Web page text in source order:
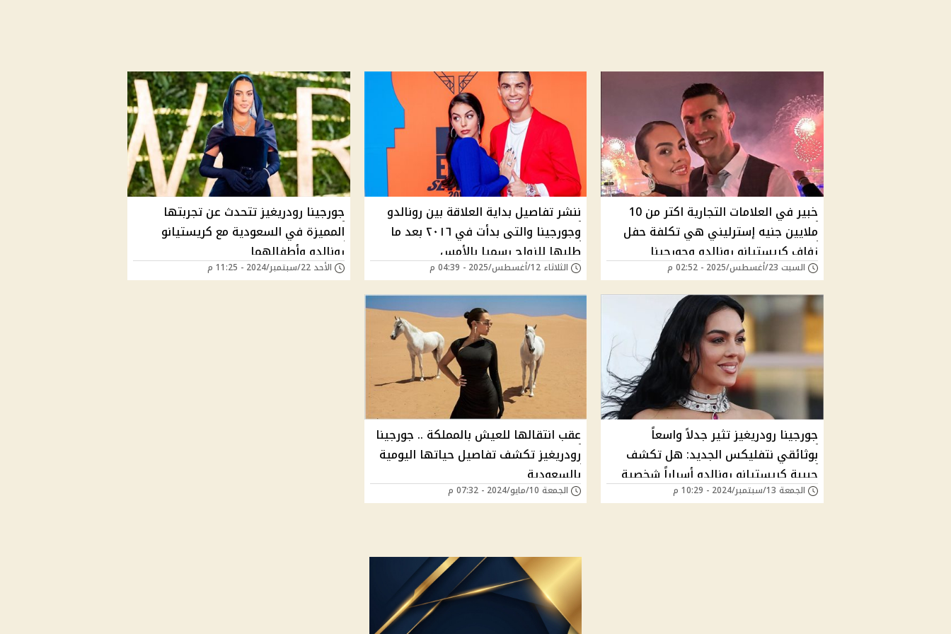
خبير في العلامات التجارية اكتر من 10
ملايين جنيه إسترليني هي تكلفة حفل
زفاف كريستيانو رونالدو وجورجينا
السبت 23/أغسطس/2025 - 02:52 م
ننشر تفاصيل بداية العلاقة بين رونالدو
وجورجينا والتى بدأت في ٢٠١٦ بعد ما
طلبها للزواج رسميا بالأمس
الثلاثاء 12/أغسطس/2025 - 04:39 م
جورجينا رودريغيز تتحدث عن تجربتها
المميزة في السعودية مع كريستيانو
رونالدو وأطفالهما
الأحد 22/سبتمبر/2024 - 11:25 م
جورجينا رودريغيز تثير جدلاً واسعاً
بوثائقي نتفليكس الجديد: هل تكشف
حبيبة كريستيانو رونالدو أسراراً شخصية
مثيرة؟
الجمعة 13/سبتمبر/2024 - 10:29 م
عقب انتقالها للعيش بالمملكة .. جورجينا
رودريغيز تكشف تفاصيل حياتها اليومية
بالسعودية
الجمعة 10/مايو/2024 - 07:32 م